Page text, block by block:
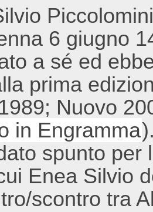
6 giugno
a sé ed
prima
Nuovo
in Engramma
spunto per
Enea Silvio
scontro tra